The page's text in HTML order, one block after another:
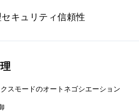
セキュリティ信頼性
スモードのオートネゴシエーション